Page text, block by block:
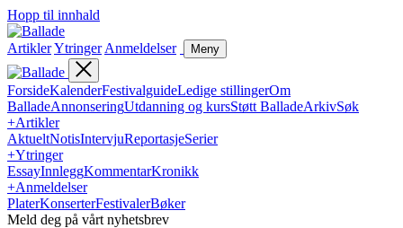
Hopp til innhald
ArtiklerYtringer Anmeldelser Meny
ForsideKalenderFestivalguideLedige stillingerOm
BalladeAnnonseringUtdanning og kursStøtt BalladeArkivSøk
+Artikler
AktueltNotisIntervjuReportasjeSerier
+Ytringer
EssayInnleggKommentarKronikk
+Anmeldelser
PlaterKonserterFestivalerBøker
Meld deg på vårt nyhetsbrev